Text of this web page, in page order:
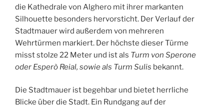
die Kathedrale von Alghero mit ihrer markanten
Silhouette besonders hervorsticht. Der Verlauf der
Stadtmauer wird außerdem von mehreren
Wehrtürmen markiert. Der höchste dieser Türme
misst stolze 22 Meter und ist als Turm von Sperone
oder Esperò Reial, sowie als Turm Sulis bekannt.
Die Stadtmauer ist begehbar und bietet herrliche
Blicke über die Stadt. Ein Rundgang auf der